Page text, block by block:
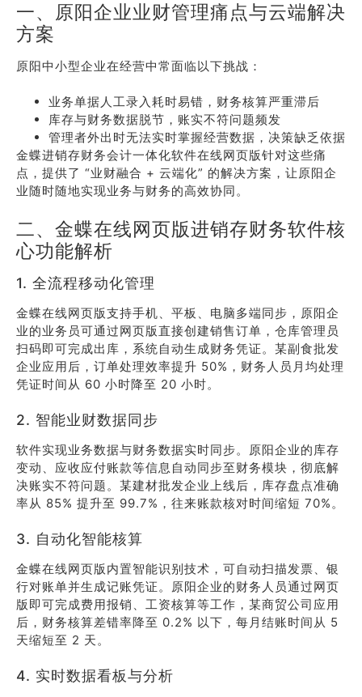
一、原阳企业业财管理痛点与云端解决
方案
原阳中小型企业在经营中常面临以下挑战：
业务单据人工录入耗时易错，财务核算严重滞后
库存与财务数据脱节，账实不符问题频发
管理者外出时无法实时掌握经营数据，决策缺乏依据
金蝶进销存财务会计一体化软件在线网页版针对这些痛
点，提供了 “业财融合 + 云端化” 的解决方案，让原阳企
业随时随地实现业务与财务的高效协同。
二、金蝶在线网页版进销存财务软件核
心功能解析
1. 全流程移动化管理
金蝶在线网页版支持手机、平板、电脑多端同步，原阳企
业的业务员可通过网页版直接创建销售订单，仓库管理员
扫码即可完成出库，系统自动生成财务凭证。某副食批发
企业应用后，订单处理效率提升 50%，财务人员月均处理
凭证时间从 60 小时降至 20 小时。
2. 智能业财数据同步
软件实现业务数据与财务数据实时同步。原阳企业的库存
变动、应收应付账款等信息自动同步至财务模块，彻底解
决账实不符问题。某建材批发企业上线后，库存盘点准确
率从 85% 提升至 99.7%，往来账款核对时间缩短 70%。
3. 自动化智能核算
金蝶在线网页版内置智能识别技术，可自动扫描发票、银
行对账单并生成记账凭证。原阳企业的财务人员通过网页
版即可完成费用报销、工资核算等工作，某商贸公司应用
后，财务核算差错率降至 0.2% 以下，每月结账时间从 5
天缩短至 2 天。
4. 实时数据看板与分析